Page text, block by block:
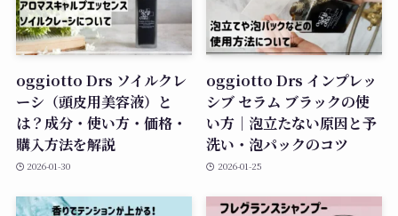
oggiotto Drs ソイルクレ
ーシ（頭皮用美容液）と
は？成分・使い方・価格・
購入方法を解説
2026-01-30
oggiotto Drs インプレッ
シブ セラム ブラックの使
い方｜泡立たない原因と予
洗い・泡パックのコツ
2026-01-25